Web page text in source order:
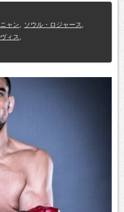
ャン ソウル・ロジャース
ィス